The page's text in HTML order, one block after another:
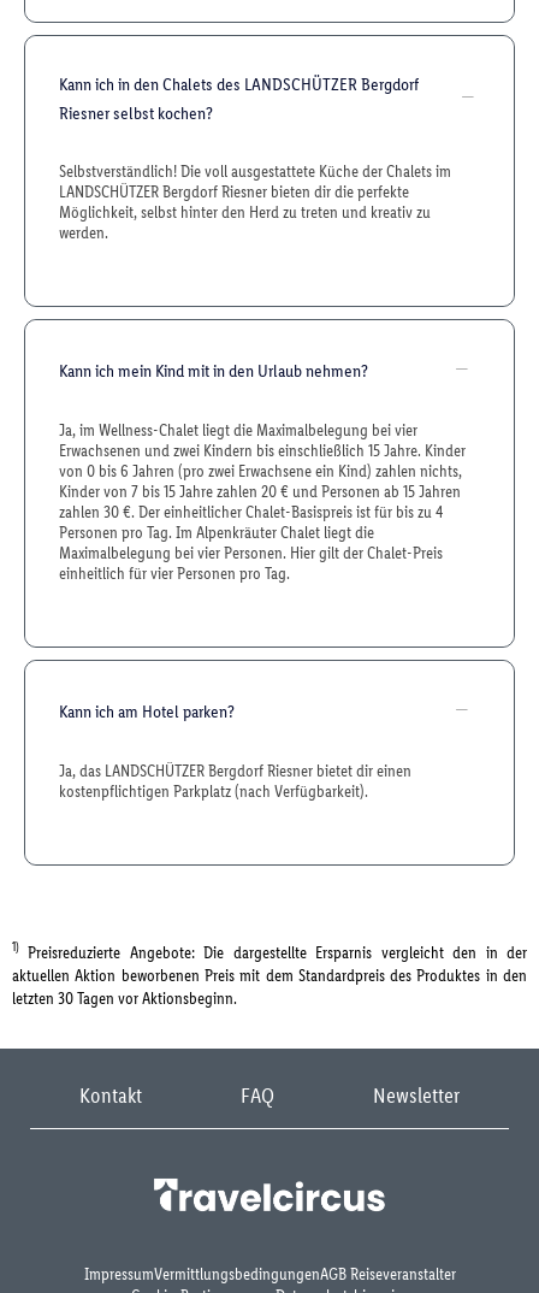
Kann ich in den Chalets des LANDSCHÜTZER Bergdorf
Riesner selbst kochen?
Selbstverständlich! Die voll ausgestattete Küche der Chalets im
LANDSCHÜTZER Bergdorf Riesner bieten dir die perfekte
Möglichkeit, selbst hinter den Herd zu treten und kreativ zu
werden.
Kann ich mein Kind mit in den Urlaub nehmen?
Ja, im Wellness-Chalet liegt die Maximalbelegung bei vier
Erwachsenen und zwei Kindern bis einschließlich 15 Jahre. Kinder
von 0 bis 6 Jahren (pro zwei Erwachsene ein Kind) zahlen nichts,
Kinder von 7 bis 15 Jahre zahlen 20 € und Personen ab 15 Jahren
zahlen 30 €. Der einheitlicher Chalet-Basispreis ist für bis zu 4
Personen pro Tag. Im Alpenkräuter Chalet liegt die
Maximalbelegung bei vier Personen. Hier gilt der Chalet-Preis
einheitlich für vier Personen pro Tag.
Kann ich am Hotel parken?
Ja, das LANDSCHÜTZER Bergdorf Riesner bietet dir einen
kostenpflichtigen Parkplatz (nach Verfügbarkeit).
1) Preisreduzierte Angebote: Die dargestellte Ersparnis vergleicht den in der
aktuellen Aktion beworbenen Preis mit dem Standardpreis des Produktes in den
letzten 30 Tagen vor Aktionsbeginn.
Kontakt FAQ Newsletter
ImpressumVermittlungsbedingungenAGB Reiseveranstalter